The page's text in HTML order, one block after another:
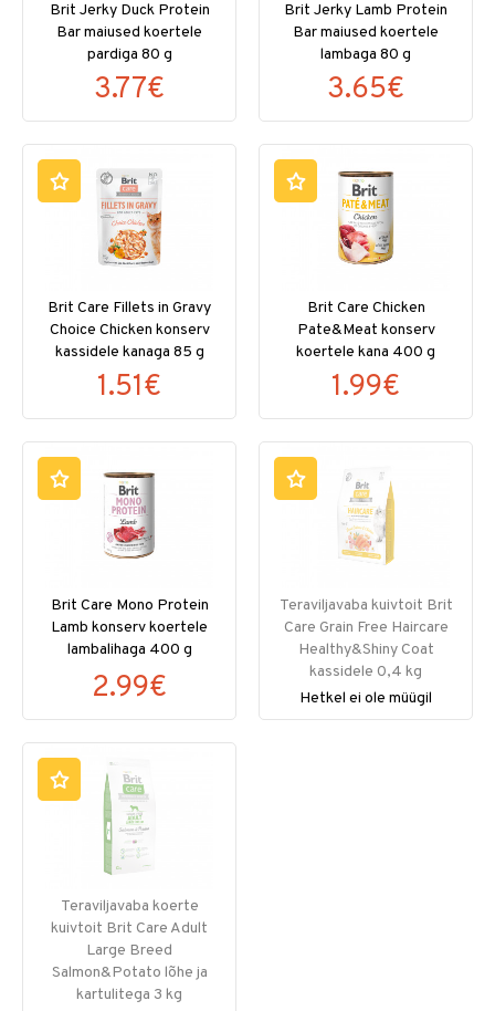
Brit Jerky Duck Protein
Bar maiused koertele
pardiga 80 g
3.77€
Brit Jerky Lamb Protein
Bar maiused koertele
lambaga 80 g
3.65€
Brit Care Fillets in Gravy
Choice Chicken konserv
kassidele kanaga 85 g
1.51€
Brit Care Chicken
Pate&Meat konserv
koertele kana 400 g
1.99€
Brit Care Mono Protein
Lamb konserv koertele
lambalihaga 400 g
2.99€
Teraviljavaba kuivtoit Brit
Care Grain Free Haircare
Healthy&Shiny Coat
kassidele 0,4 kg
Hetkel ei ole müügil
Teraviljavaba koerte
kuivtoit Brit Care Adult
Large Breed
Salmon&Potato lõhe ja
kartulitega 3 kg